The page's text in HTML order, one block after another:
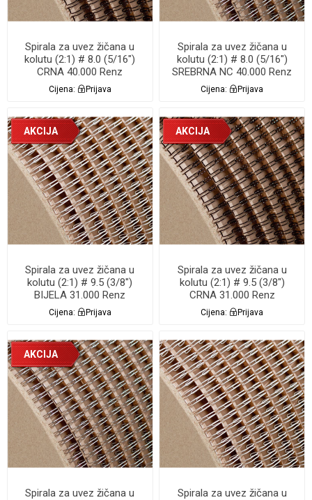
Spirala za uvez žičana u
kolutu (2:1) # 8.0 (5/16")
CRNA 40.000 Renz
Cijena: Prijava
Spirala za uvez žičana u
kolutu (2:1) # 8.0 (5/16")
SREBRNA NC 40.000 Renz
Cijena: Prijava
AKCIJA
Spirala za uvez žičana u
kolutu (2:1) # 9.5 (3/8")
BIJELA 31.000 Renz
Cijena: Prijava
AKCIJA
Spirala za uvez žičana u
kolutu (2:1) # 9.5 (3/8")
CRNA 31.000 Renz
Cijena: Prijava
AKCIJA
Spirala za uvez žičana u
Spirala za uvez žičana u